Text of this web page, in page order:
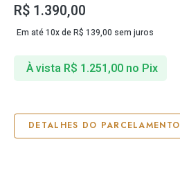
R$ 1.390,00
Em até 10x deR$ 139,00 sem juros
À vista R$ 1.251,00 no Pix
DETALHES DO PARCELAMENTO